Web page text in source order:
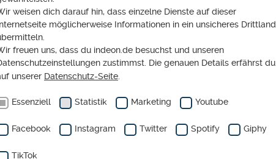
Demokratie
weisen dich darauf hin, dass einzelne Dienste auf dieser
möglicherweise Informationen in ein unsicheres Drittland
freuen uns, dass du indeon.de besuchst und unseren
zustimmst. Die genauen Details erfährst du
unserer Datenschutz-Seite
Essenziell Statistik Marketing Youtube
Facebook Instagram Twitter Spotify Giphy
TikTok